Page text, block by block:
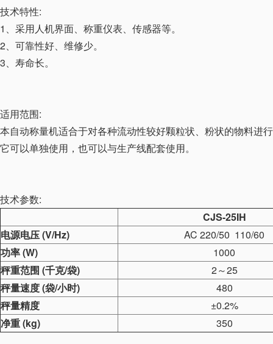
技术特性:
1、采用人机界面、称重仪表、传感器等。
2、可靠性好、维修少。
3、寿命长。
适用范围:
本自动称量机适合于对各种流动性较好颗粒状、粉状的物料进
它可以单独使用，也可以与生产线配套使用。
技术参数:
CJS-25IH
电源电压(V/Hz)
AC 220/50 110/60
功率(W)
1000
秤重范围 (千克/袋)
2～25
秤量速度(袋/小时)
480
秤量精度
±0.2%
净重(kg) 350